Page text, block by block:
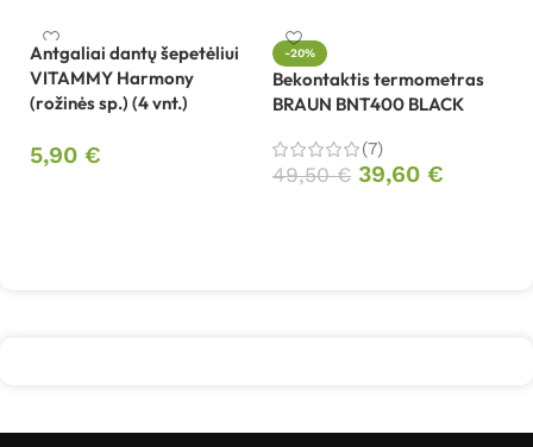
Antgaliai dantų šepetėliui
VITAMMY Harmony
(rožinės sp.) (4 vnt.)
5,90 €
-20%
Bekontaktis termometras
BRAUN BNT400 BLACK
(7)
49,50€ 39,60 €